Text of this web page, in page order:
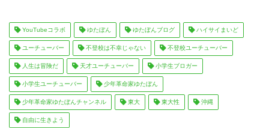
YouTubeコラボ ゆたぼん ゆたぼんブログ ハイサイまいど
ユーチューバー 不登校は不幸じゃない 不登校ユーチューバー
人生は冒険だ 天才ユーチューバー 小学生ブロガー
小学生ユーチューバー 少年革命家ゆたぼん
少年革命家ゆたぼんチャンネル 東大 東大性 沖縄
自由に生きよう